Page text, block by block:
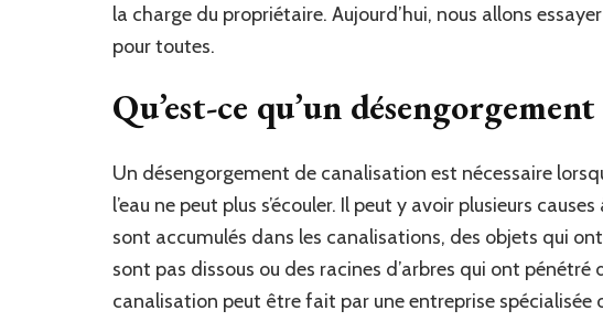
la charge du propriétaire. Aujourd’hui, nous allons
pour toutes.
Qu’est-ce qu’un
Un désengorgement de canalisation est nécessaire
l’eau ne peut plus s’écouler. Il peut y avoir plusieurs
sont accumulés dans les canalisations, des objets qui
sont pas dissous ou des racines d’arbres qui ont
canalisation peut être fait par une entreprise spécialisée